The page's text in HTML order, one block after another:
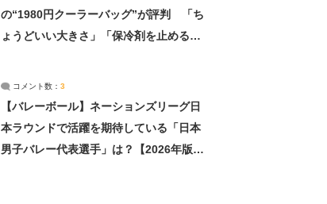
の“1980円クーラーバッグ”が評判 「ち
ょうどいい大きさ」「保冷剤を止めるベ
コメント数： 3
【バレーボール】ネーションズリーグ日
本ラウンドで活躍を期待している「日本
男子バレー代表選手」は？【2026年版・